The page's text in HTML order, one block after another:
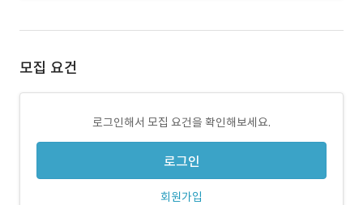
모집 요건
로그인해서 모집 요건을 확인해보세요.
로그인
회원가입